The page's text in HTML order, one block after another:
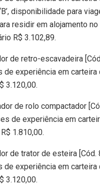
disponibilidade para
residir em alojamento
R$ 3.102,89.
de retro-escavadeira
experiência em carteira
3.120,00.
de rolo compactador
de experiência em
R$ 1.810,00.
de trator de esteira [Cód.
experiência em carteira
3.120,00.